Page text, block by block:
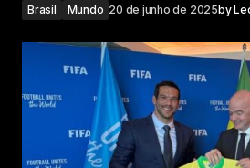
Brasil Mundo 20 de junho de 2025by